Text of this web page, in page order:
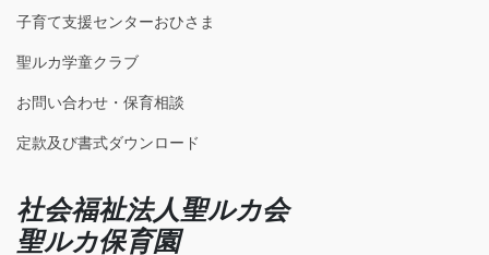
子育て支援センターおひさま
聖ルカ学童クラブ
お問い合わせ・保育相談
定款及び書式ダウンロード
社会福祉法人聖ルカ会
聖ルカ保育園